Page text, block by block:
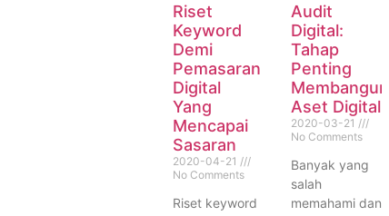
Riset
Keyword
Demi
Pemasaran
Digital
Yang
Mencapai
Sasaran
2020-04-21
No Comments
Riset keyword
Audit
Digital:
Tahap
Penting
Membangun
Aset Digital
2020-03-21
No Comments
Banyak yang
salah
memahami dan